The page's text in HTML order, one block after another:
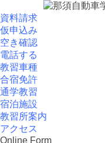
資料請求
仮申込み
空き確認
電話する
教習車種
合宿免許
通学教習
宿泊施設
教習所案内
アクセス
Online Form